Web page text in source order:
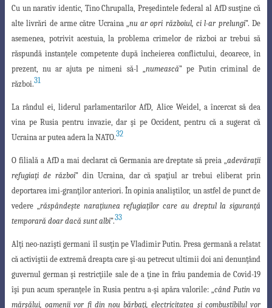
Cu un narativ identic, Tino Chrupalla, Preşedintele federal al AfD susţine că
alte livrări de arme către Ucraina „ nu ar opri războiul, ci l-ar prelungi”. De
asemenea, potrivit acestuia, la problema crimelor de război ar trebui să
răspundă instanţele competente după încheierea conflictului, deoarece, în
prezent, nu ar ajuta pe nimeni să-l „ numească” pe Putin criminal de
război.31
La rândul ei, liderul parlamentarilor AfD, Alice Weidel, a încercat să dea
vina pe Rusia pentru invazie, dar şi pe Occident, pentru că a sugerat că
Ucraina ar putea adera la NATO.32
O filială a AfD a mai declarat că Germania are dreptate să preia „adevăraţii
refugiaţi de război” din Ucraina, dar că spaţiul ar trebui eliberat prin
deportarea imi-granţilor anteriori. În opinia analiştilor, un astfel de punct de
vedere „ răspândeşte naraţiunea refugiaţilor care au dreptul la siguranţă
temporară doar dacă sunt albi”.33
Alţi neo-nazişti germani îl susţin pe Vladimir Putin. Presa germană a relatat
că activiştii de extremă dreapta care şi-au petrecut ultimii doi ani denunţând
guvernul german şi restricţiile sale de a ţine în frâu pandemia de Covid-19
îşi pun acum speranţele în Rusia pentru a-şi apăra valorile: „când Putin va
mărşălui, oamenii vor fi din nou bărbaţi, electricitatea şi combustibilul vor